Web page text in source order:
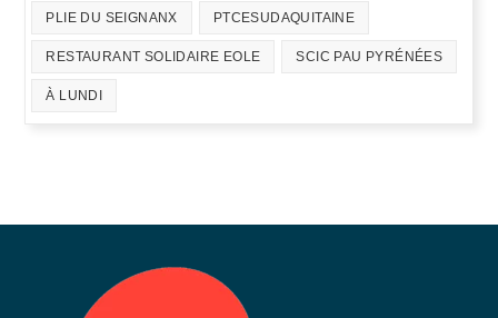
PLIE DU SEIGNANX PTCESUDAQUITAINE
RESTAURANT SOLIDAIRE EOLE SCIC PAU PYRÉNÉES
À LUNDI